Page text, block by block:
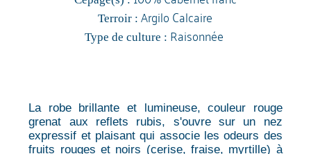
Terroir : Argilo Calcaire
Type de culture : Raisonnée
La robe brillante et lumineuse, couleur rouge
grenat aux reflets rubis, s'ouvre sur un nez
expressif et plaisant qui associe les odeurs des
fruits rouges et noirs (cerise, fraise, myrtille) à